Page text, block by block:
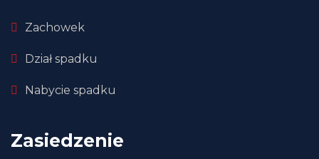
Zachowek
Dział spadku
Nabycie spadku
Zasiedzenie